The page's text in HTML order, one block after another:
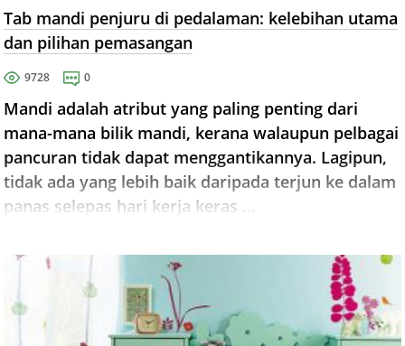
Tab mandi penjuru di pedalaman: kelebihan utama
dan pilihan pemasangan
9728 0
Mandi adalah atribut yang paling penting dari
mana-mana bilik mandi, kerana walaupun pelbagai
pancuran tidak dapat menggantikannya. Lagipun,
tidak ada yang lebih baik daripada terjun ke dalam
panas selepas hari kerja keras ...